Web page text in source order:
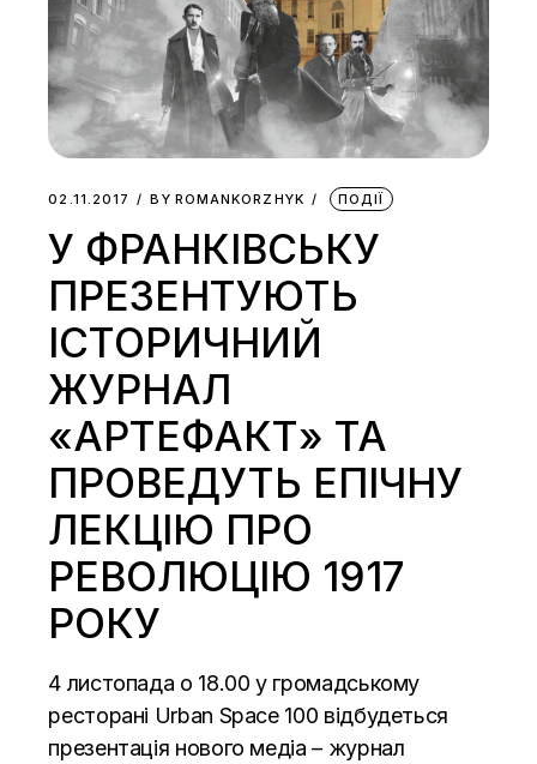
02.11.2017 BY ROMANKORZHYK ПОДІЇ
У ФРАНКІВСЬКУ
ПРЕЗЕНТУЮТЬ
ІСТОРИЧНИЙ
ЖУРНАЛ
«АРТЕФАКТ» ТА
ПРОВЕДУТЬ ЕПІЧНУ
ЛЕКЦІЮ ПРО
РЕВОЛЮЦІЮ 1917
РОКУ
4 листопада о 18.00 у громадському
ресторані Urban Space 100 відбудеться
презентація нового медіа – журнал